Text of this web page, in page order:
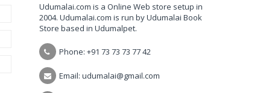
Udumalai.com is a Online Web store setup in
2004. Udumalai.com is run by Udumalai Book
Store based in Udumalpet.
Phone: +91 73 73 73 77 42
Email: udumalai@gmail.com